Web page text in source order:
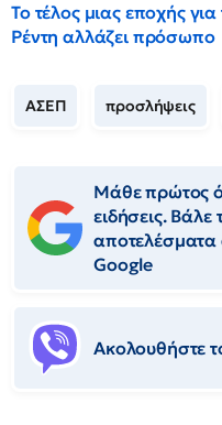
Το τέλος μιας εποχής
Ρέντη αλλάζει πρόσωπο
ΑΣΕΠ προσλήψεις
Μάθε πρώτος
ειδήσεις.
αποτελέσματα
Google
Ακολουθήστε